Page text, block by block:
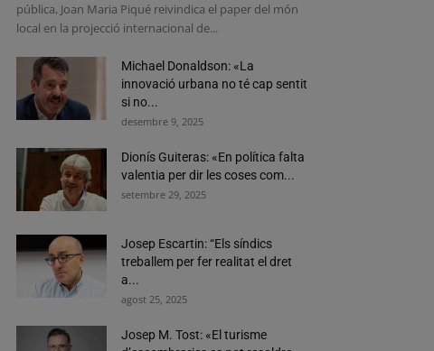
pública, Joan Maria Piqué reivindica el paper del món
local en la projecció internacional de...
Michael Donaldson: «La
innovació urbana no té cap sentit
si no...
desembre 9, 2025
Dionís Guiteras: «En política falta
valentia per dir les coses com...
setembre 29, 2025
Josep Escartin: “Els síndics
treballem per fer realitat el dret
a...
agost 25, 2025
Josep M. Tost: «El turisme